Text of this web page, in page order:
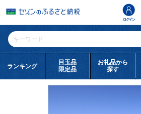
ログイン
ランキング
目玉品
限定品
お礼品から
探す